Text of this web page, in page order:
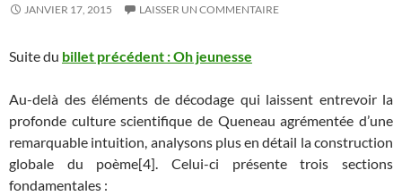
JANVIER 17, 2015 LAISSER UN COMMENTAIRE
Suite du billet précédent : Oh jeunesse
Au-delà des éléments de décodage qui laissent entrevoir la
profonde culture scientifique de Queneau agrémentée d’une
remarquable intuition, analysons plus en détail la construction
globale du poème[4]. Celui-ci présente trois sections
fondamentales :